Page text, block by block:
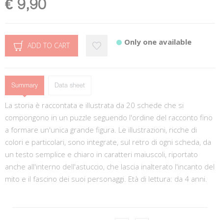
€ 9,90
ADD TO CART Only one available
Summary Data sheet
La storia è raccontata e illustrata da 20 schede che si
compongono in un puzzle seguendo l'ordine del racconto fino
a formare un'unica grande figura. Le illustrazioni, ricche di
colori e particolari, sono integrate, sul retro di ogni scheda, da
un testo semplice e chiaro in caratteri maiuscoli, riportato
anche all'interno dell'astuccio, che lascia inalterato l'incanto del
mito e il fascino dei suoi personaggi. Età di lettura: da 4 anni.